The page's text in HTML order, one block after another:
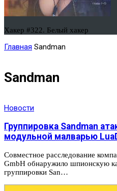
Хакер #322. Белый хакер
Главная Sandman
Sandman
Новости
Группировка Sandman
модульной малварью
Совместное расследование
GmbH обнаружило шпионскую
группировки San…